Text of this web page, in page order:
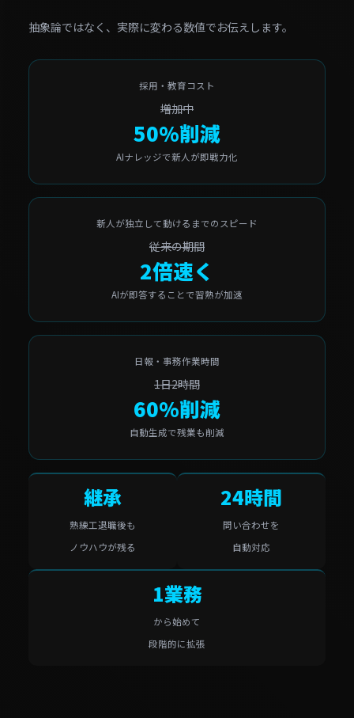
抽象論ではなく、実際に変わる数値でお伝えします。
採用・教育コスト
増加中
50%削減
AIナレッジで新人が即戦力化
新人が独立して動けるまでのスピード
従来の期間
2倍速く
AIが即答することで習熟が加速
日報・事務作業時間
1日2時間
60%削減
自動生成で残業も削減
継承
熟練工退職後も
ノウハウが残る
24時間
問い合わせを
自動対応
1業務
から始めて
段階的に拡張